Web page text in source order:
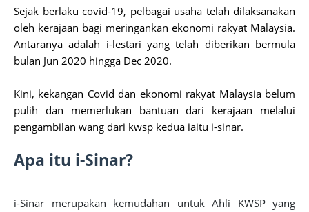
Sejak berlaku covid-19, pelbagai usaha telah dilaksanakan
oleh kerajaan bagi meringankan ekonomi rakyat Malaysia.
Antaranya adalah i-lestari yang telah diberikan bermula
bulan Jun 2020 hingga Dec 2020.
Kini, kekangan Covid dan ekonomi rakyat Malaysia belum
pulih dan memerlukan bantuan dari kerajaan melalui
pengambilan wang dari kwsp kedua iaitu i-sinar.
Apa itu i-Sinar?
i-Sinar merupakan kemudahan untuk Ahli KWSP yang